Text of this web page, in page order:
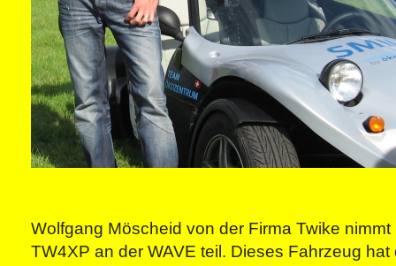
Wolfgang Möscheid von der Firma Twike
TW4XP an der WAVE teil. Dieses Fahrzeug